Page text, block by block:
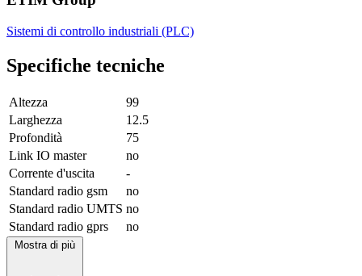
Sistemi di controllo industriali (PLC)
Specifiche tecniche
Altezza
99
Larghezza
12.5
Profondità
75
Link IO master
no
Corrente d'uscita
-
Standard radio gsm
no
Standard radio UMTS no
Standard radio gprs
no
Mostra di più